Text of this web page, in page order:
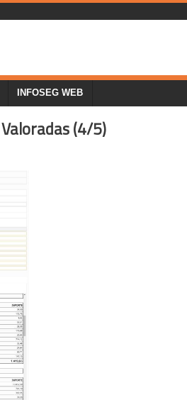
INFOSEG WEB
(4/5)